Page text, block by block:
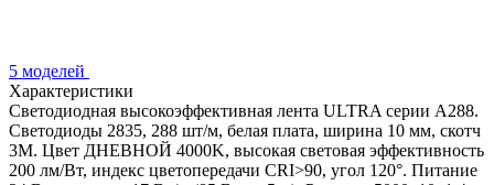
5 моделей
Характеристики
Светодиодная высокоэффективная лента ULTRA серии A288.
Светодиоды 2835, 288 шт/м, белая плата, ширина 10 мм, скотч
3M. Цвет ДНЕВНОЙ 4000K, высокая световая эффективность
200 лм/Вт, индекс цветопередачи CRI>90, угол 120°. Питание